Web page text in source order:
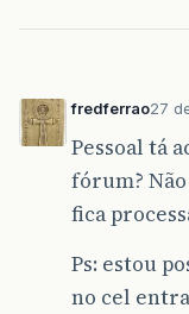
fredferrao27
Pessoal tá
fórum?
fica
Ps: estou
no cel